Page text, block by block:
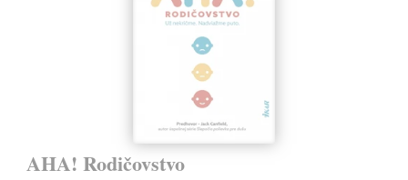
AHA! Rodičovstvo